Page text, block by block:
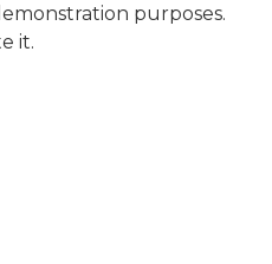
purposes.
it.